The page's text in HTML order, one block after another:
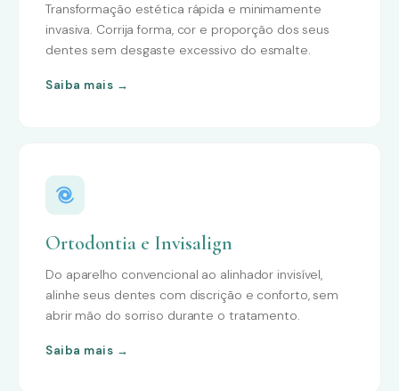
Transformação estética rápida e minimamente
invasiva. Corrija forma, cor e proporção dos seus
dentes sem desgaste excessivo do esmalte.
Saiba mais →
Ortodontia e Invisalign
Do aparelho convencional ao alinhador invisível,
alinhe seus dentes com discrição e conforto, sem
abrir mão do sorriso durante o tratamento.
Saiba mais →